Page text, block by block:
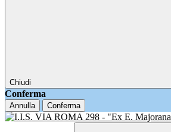
Chiudi
Conferma
Annulla Conferma